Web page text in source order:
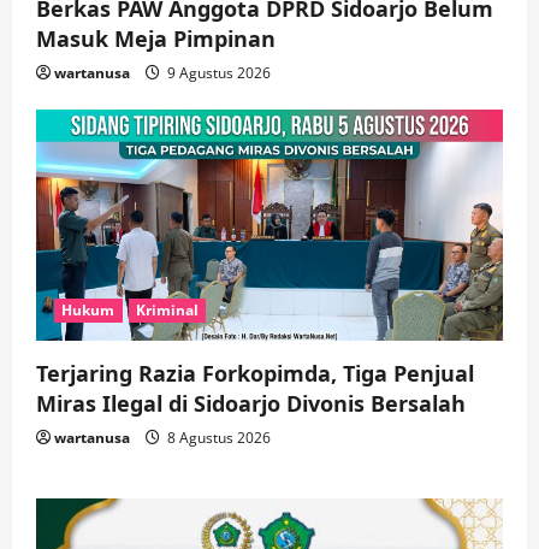
Berkas PAW Anggota DPRD Sidoarjo Belum
Masuk Meja Pimpinan ​
wartanusa 9 Agustus 2026
Hukum Kriminal
Terjaring Razia Forkopimda, Tiga Penjual
Miras Ilegal di Sidoarjo Divonis Bersalah
wartanusa 8 Agustus 2026